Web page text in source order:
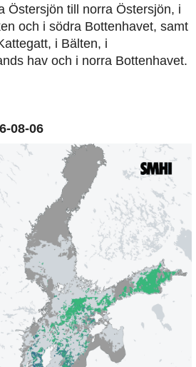
Östersjön till norra Östersjön, i
och i södra Bottenhavet, samt
i Bälten, i
hav och i norra Bottenhavet.
08-06